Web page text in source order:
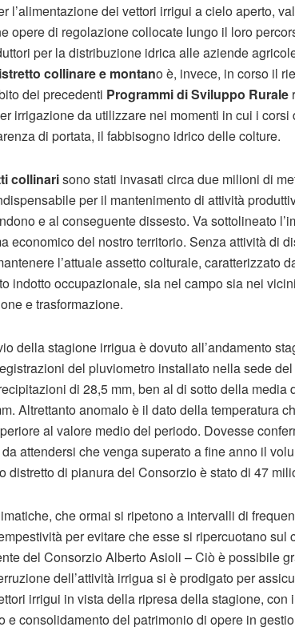
l’alimentazione dei vettori irrigui a cielo aperto,
opere di regolazione collocate lungo il loro
per la distribuzione idrica alle aziende
collinare e montano è, invece, in corso il
dei precedenti Programmi di Sviluppo Rurale
irrigazione da utilizzare nei momenti in cui i
di portata, il fabbisogno idrico delle colture.
collinarisono stati invasati circa due milioni di
per il mantenimento di attività
e al conseguente dissesto. Va sottolineato
economico del nostro territorio. Senza attività di
l’attuale assetto colturale, caratterizzato
indotto occupazionale, sia nel campo sia nei
e trasformazione.
della stagione irrigua è dovuto all’andamento
del pluviometro installato nella sede
di 28,5 mm, ben al di sotto della media
Altrettanto anomalo è il dato della temperatura
al valore medio del periodo. Dovesse
attendersi che venga superato a fine anno il
distretto di pianura del Consorzio è stato di 47
che ormai si ripetono a intervalli di
per evitare che esse si ripercuotano sul
del Consorzio Alberto Asioli – Ciò è possibile
dell’attività irrigua si è prodigato per
irrigui in vista della ripresa della stagione, con
e consolidamento del patrimonio di opere in